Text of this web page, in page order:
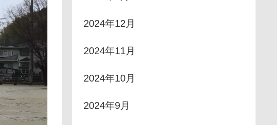
2024年12月
2024年11月
2024年10月
2024年9月